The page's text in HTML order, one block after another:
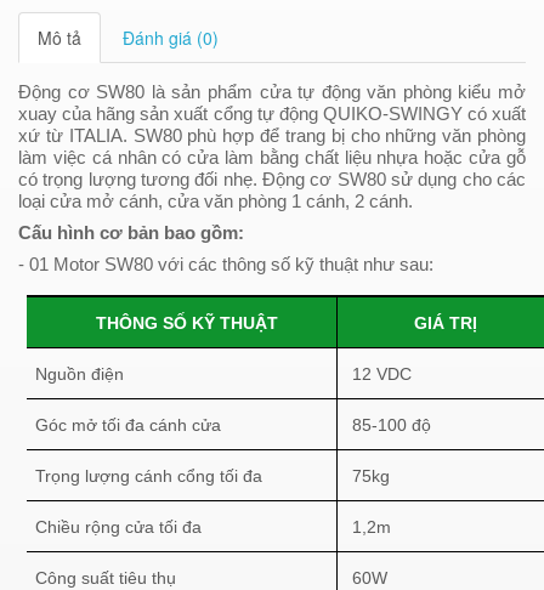
Mô tả Đánh giá (0)
Động cơ SW80 là sản phẩm cửa tự động văn phòng kiểu mở
xuay của hãng sản xuất cổng tự động QUIKO-SWINGY có xuất
xứ từ ITALIA. SW80 phù hợp để trang bị cho những văn phòng
làm việc cá nhân có cửa làm bằng chất liệu nhựa hoặc cửa gỗ
có trọng lượng tương đối nhẹ. Động cơ SW80 sử dụng cho các
loại cửa mở cánh, cửa văn phòng 1 cánh, 2 cánh.
Cấu hình cơ bản bao gồm:
- 01 Motor SW80 với các thông số kỹ thuật như sau:
THÔNG SỐ KỸ THUẬT GIÁ TRỊ
Nguồn điện 12 VDC
Góc mở tối đa cánh cửa 85-100 độ
Trọng lượng cánh cổng tối đa 75kg
Chiều rộng cửa tối đa 1,2m
Công suất tiêu thụ 60W